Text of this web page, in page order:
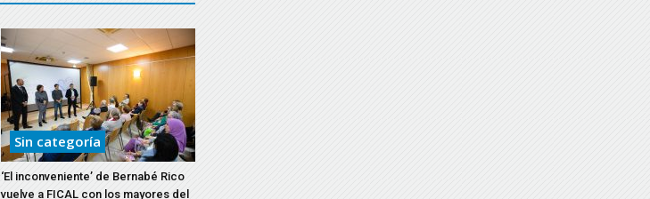
Sin categoría
‘El inconveniente’ de Bernabé Rico
vuelve a FICAL con los mayores del